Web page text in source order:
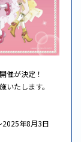
催が決定！
たします。
2025年8月3日